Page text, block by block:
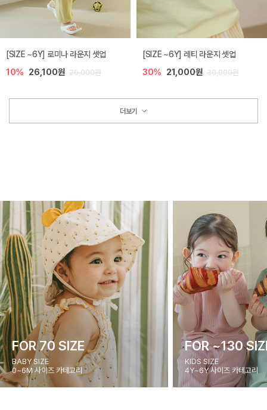
[SIZE ~6Y] 로미나 라운지 셋업
10% 26,100원 29,000원
[SIZE ~6Y] 레티 라운지 셋업
30% 21,000원 30,000원
더보기
FOR 70 SIZE
BABY SIZE
0~6M 사이즈 카테고리
FOR ~130
KIDS SIZE
4Y~6Y 사이즈 카테고리